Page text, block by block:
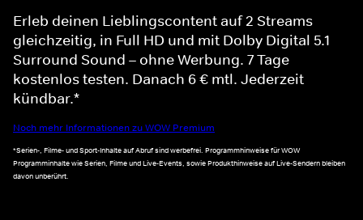
Erleb deinen Lieblingscontent auf 2 Streams
gleichzeitig, in Full HD und mit Dolby Digital 5.1
Surround Sound – ohne Werbung. 7 Tage
kostenlos testen. Danach 6 € mtl. Jederzeit
kündbar.*
Noch mehr Informationen zu WOW Premium
*Serien-, Filme- und Sport-Inhalte auf Abruf sind werbefrei. Programmhinweise für WOW
Programminhalte wie Serien, Filme und Live-Events, sowie Produkthinweise auf Live-Sendern bleiben
davon unberührt.